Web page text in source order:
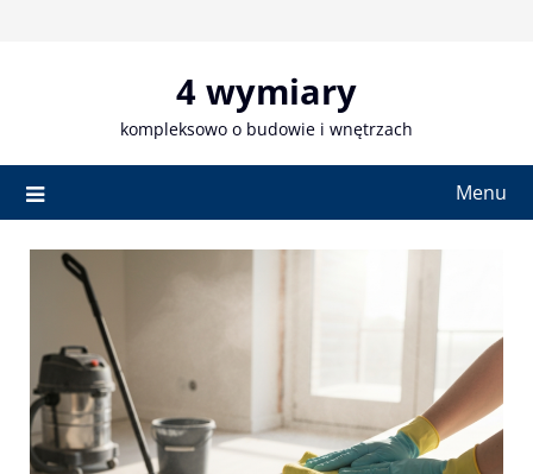
4 wymiary
kompleksowo o budowie i wnętrzach
Menu